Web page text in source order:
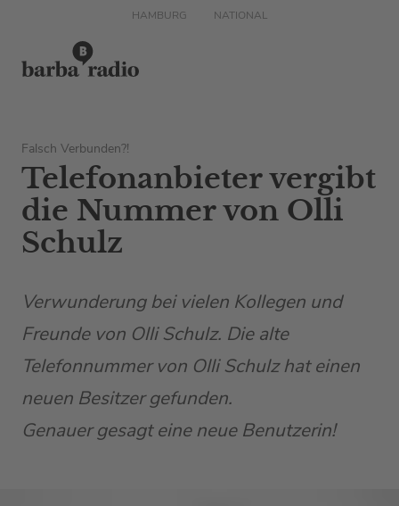
HAMBURG NATIONAL
Falsch Verbunden?!
Telefonanbieter vergibt
die Nummer von Olli
Schulz
Verwunderung bei vielen Kollegen und
Freunde von Olli Schulz. Die alte
Telefonnummer von Olli Schulz hat einen
neuen Besitzer gefunden.
Genauer gesagt eine neue Benutzerin!